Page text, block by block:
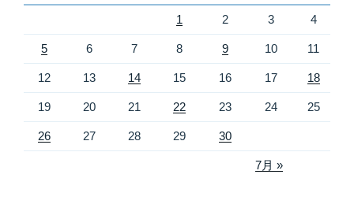
1 2 3 4
5 6 7 8 9 10 11
12 13 14 15 16 17 18
19 20 21 22 23 24 25
26 27 28 29 30
7月 »